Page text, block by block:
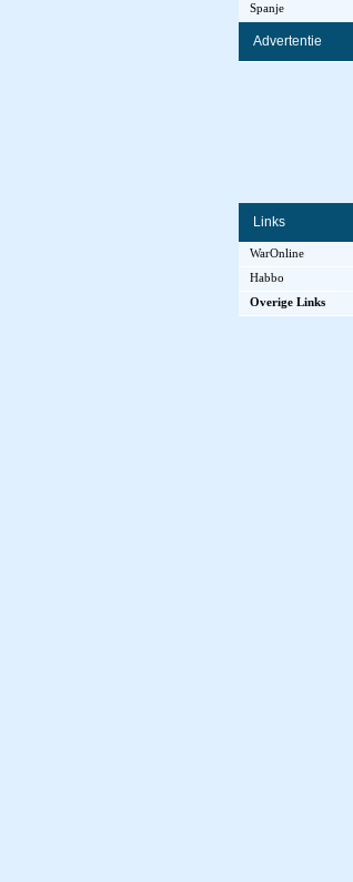
Spanje
Advertentie
Links
WarOnline
Habbo
Overige Links